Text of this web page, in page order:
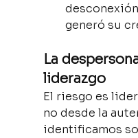
generó su
La
liderazgo
El riesgo es
no desde la
identificamos